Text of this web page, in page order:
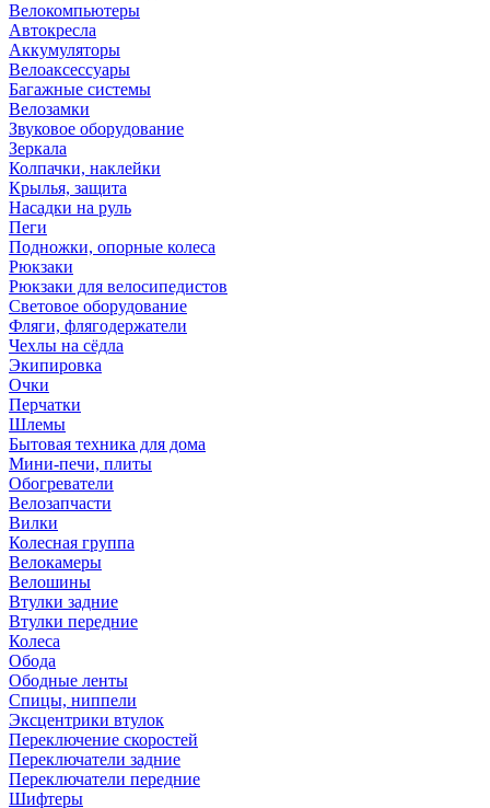
Велокомпьютеры
Автокресла
Аккумуляторы
Велоаксессуары
Багажные системы
Велозамки
Звуковое оборудование
Зеркала
Колпачки, наклейки
Крылья, защита
Насадки на руль
Пеги
Подножки, опорные колеса
Рюкзаки
Рюкзаки для велосипедистов
Световое оборудование
Фляги, флягодержатели
Чехлы на сёдла
Экипировка
Очки
Перчатки
Шлемы
Бытовая техника для дома
Мини-печи, плиты
Обогреватели
Велозапчасти
Вилки
Колесная группа
Велокамеры
Велошины
Втулки задние
Втулки передние
Колеса
Обода
Ободные ленты
Спицы, ниппели
Эксцентрики втулок
Переключение скоростей
Переключатели задние
Переключатели передние
Шифтеры